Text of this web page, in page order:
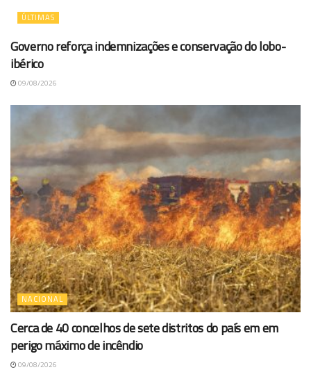
ÚLTIMAS
Governo reforça indemnizações e conservação do lobo-
ibérico
09/08/2026
NACIONAL
Cerca de 40 concelhos de sete distritos do país em em
perigo máximo de incêndio
09/08/2026